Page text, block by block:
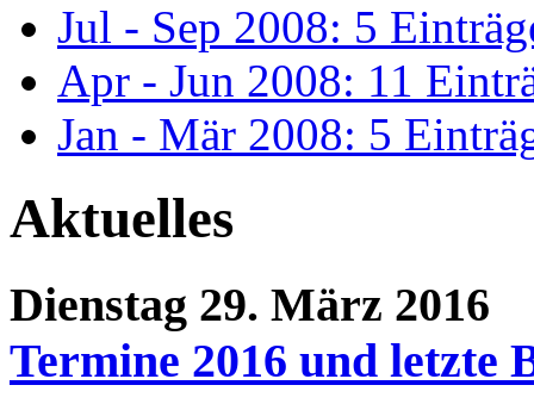
Jul - Sep 2008: 5
Apr - Jun 2008: 11
Jan - Mär 2008: 5
Aktuelles
Dienstag 29. März 2016
Termine 2016 und letzte